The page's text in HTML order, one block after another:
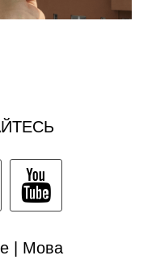
| Мова